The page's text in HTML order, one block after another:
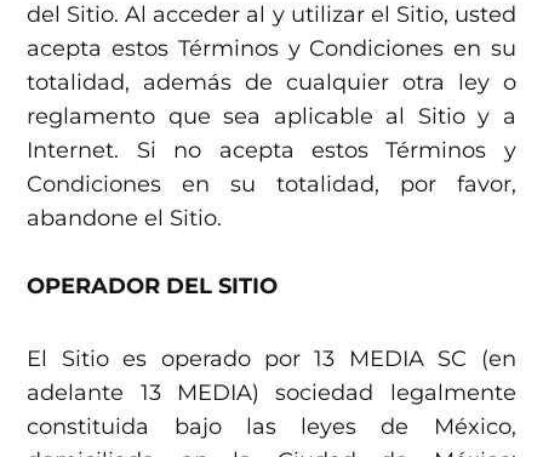
del Sitio. Al acceder al y utilizar el Sitio, usted
acepta estos Términos y Condiciones en su
totalidad, además de cualquier otra ley o
reglamento que sea aplicable al Sitio y a
Internet. Si no acepta estos Términos y
Condiciones en su totalidad, por favor,
abandone el Sitio.
OPERADOR DEL SITIO
El Sitio es operado por 13 MEDIA SC (en
adelante 13 MEDIA) sociedad legalmente
constituida bajo las leyes de México,